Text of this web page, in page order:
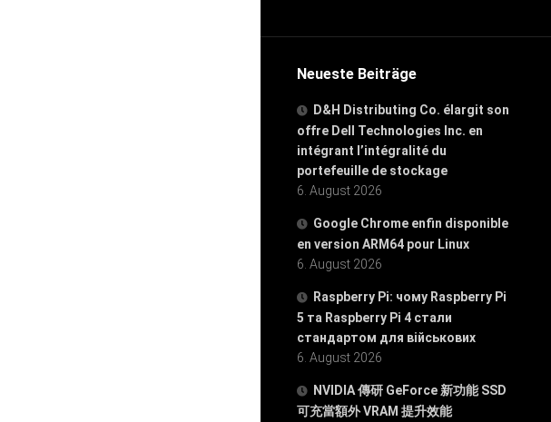
Neueste Beiträge
D&H Distributing Co. élargit son
offre Dell Technologies Inc. en
intégrant l’intégralité du
portefeuille de stockage
6. August 2026
Google Chrome enfin disponible
en version ARM64 pour Linux
6. August 2026
Raspberry Pi: чому Raspberry Pi
5 та Raspberry Pi 4 стали
стандартом для військових
6. August 2026
NVIDIA 傳研 GeForce 新功能 SSD
可充當額外 VRAM 提升效能